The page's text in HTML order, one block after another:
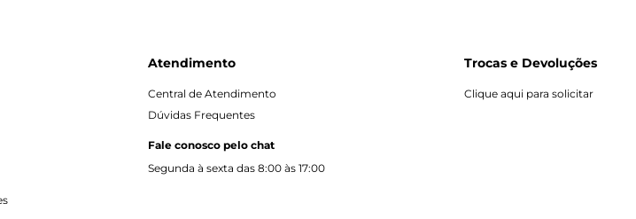
Atendimento
Central de Atendimento
Dúvidas Frequentes
Fale conosco pelo chat
Segunda à sexta das 8:00 às 17:00
Trocas e Devoluções
Clique aqui para solicitar